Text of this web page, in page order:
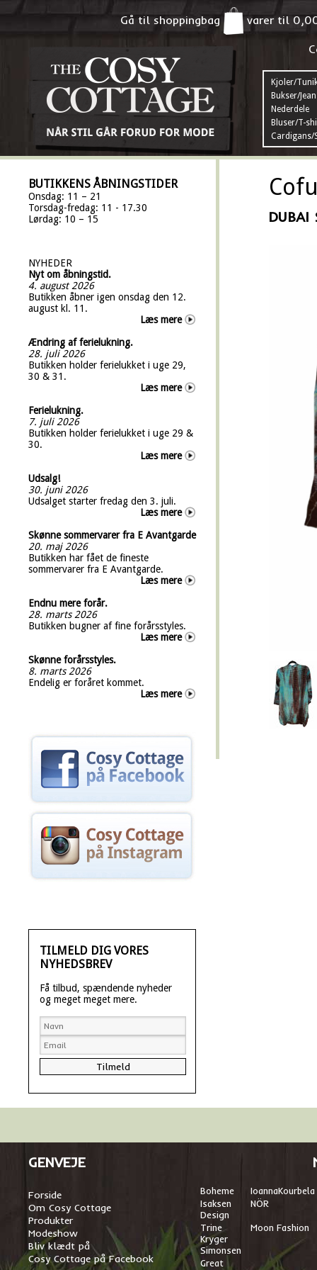
Gå til shoppingbag varer til
Kjoler/
Bukser/
Nederdele
Bluser/T-
Cardigans/
BUTIKKENS ÅBNINGSTIDER
Onsdag: 11 – 21
Torsdag-fredag: 11 - 17.30
Lørdag: 10 – 15
NYHEDER
Nyt om åbningstid.
4. august 2026
Butikken åbner igen onsdag den 12.
august kl. 11.
Læs mere
Ændring af ferielukning.
28. juli 2026
Butikken holder ferielukket i uge 29,
30 & 31.
Læs mere
Ferielukning.
7. juli 2026
Butikken holder ferielukket i uge 29 &
30.
Læs mere
Udsalg!
30. juni 2026
Udsalget starter fredag den 3. juli.
Læs mere
Skønne sommervarer fra E Avantgarde
20. maj 2026
Butikken har fået de fineste
sommervarer fra E Avantgarde.
Læs mere
Endnu mere forår.
28. marts 2026
Butikken bugner af fine forårsstyles.
Læs mere
Skønne forårsstyles.
8. marts 2026
Endelig er foråret kommet.
Læs mere
TILMELD DIG VORES
NYHEDSBREV
Få tilbud, spændende nyheder
og meget meget mere.
DUBAI
GENVEJE
Forside
Om Cosy Cottage
Produkter
Modeshow
Bliv klædt på
Cosy Cottage på Facebook
Boheme IoannaKourbela
Isaksen
Design
NÖR
Trine
Kryger
Simonsen
Moon Fashion
Great